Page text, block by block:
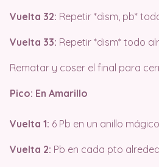
Vuelta 32: Repetir *dism, pb*
Vuelta 33: Repetir *dism* todo
Rematar y coser el final para
Pico: En Amarillo
Vuelta 1: 6 Pb en un anillo
Vuelta 2: Pb en cada pto